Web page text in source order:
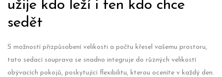
užije kdo leží i ten kdo chce
sedět
S možností přizpůsobení velikosti a počtu křesel vašemu prostoru,
tato sedací souprava se snadno integruje do různých velikostí
obývacích pokojů, poskytující flexibilitu, kterou oceníte v každý den.